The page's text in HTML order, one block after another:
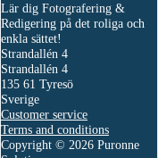
Lär dig Fotografering &
Redigering på det roliga och
enkla sättet!
Strandallén 4
Strandallén 4
135 61 Tyresö
Sverige
Customer service
Terms and conditions
Copyright © 2026 Puronne